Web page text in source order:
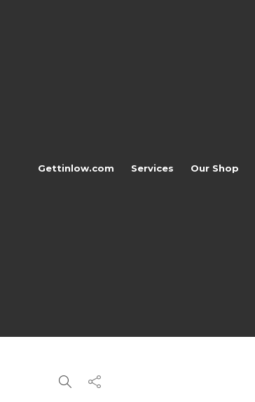
Gettinlow.com Services Our Shop